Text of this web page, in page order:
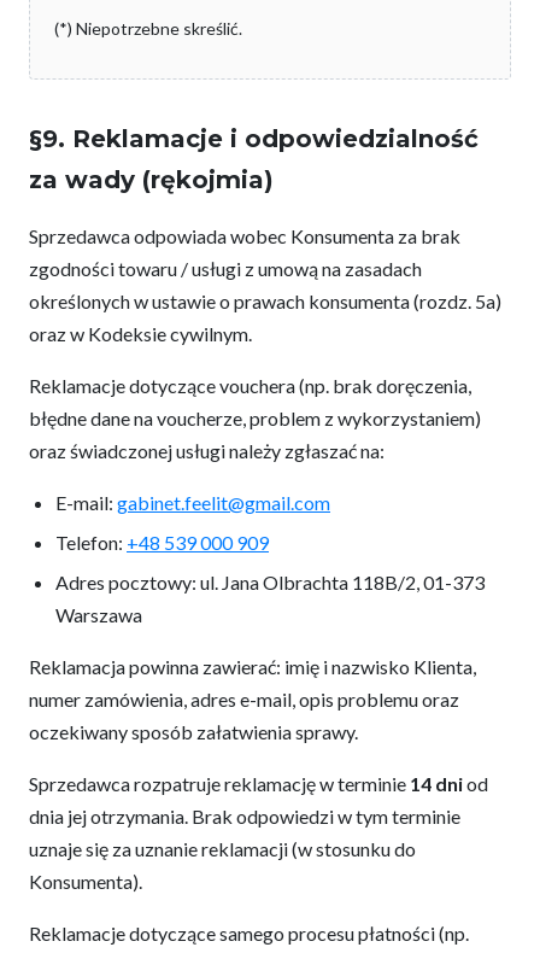
(*) Niepotrzebne skreślić.
§9. Reklamacje i odpowiedzialność
za wady (rękojmia)
Sprzedawca odpowiada wobec Konsumenta za brak
zgodności towaru / usługi z umową na zasadach
określonych w ustawie o prawach konsumenta (rozdz. 5a)
oraz w Kodeksie cywilnym.
Reklamacje dotyczące vouchera (np. brak doręczenia,
błędne dane na voucherze, problem z wykorzystaniem)
oraz świadczonej usługi należy zgłaszać na:
E-mail: gabinet.feelit@gmail.com
Telefon: +48 539 000 909
Adres pocztowy: ul. Jana Olbrachta 118B/2, 01-373
Warszawa
Reklamacja powinna zawierać: imię i nazwisko Klienta,
numer zamówienia, adres e-mail, opis problemu oraz
oczekiwany sposób załatwienia sprawy.
Sprzedawca rozpatruje reklamację w terminie 14 dniod
dnia jej otrzymania. Brak odpowiedzi w tym terminie
uznaje się za uznanie reklamacji (w stosunku do
Konsumenta).
Reklamacje dotyczące samego procesu płatności (np.